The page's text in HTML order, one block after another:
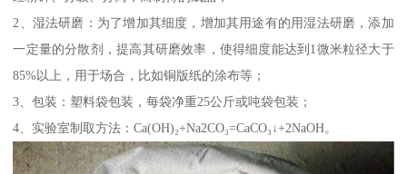
2、湿法研磨：为了增加其细度，增加其用途有的用湿法研磨，添加
一定量的分散剂，提高其研磨效率，使得细度能达到1微米粒径大于
85%以上，用于场合，比如铜版纸的涂布等；
3、包装：塑料袋包装，每袋净重25公斤或吨袋包装；
4、实验室制取方法：Ca(OH)₂+Na2CO₃=CaCO₃↓+2NaOH。